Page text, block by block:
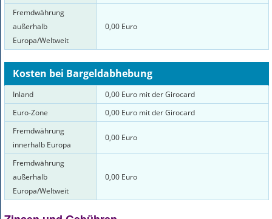
Fremdwährung
außerhalb
Europa/Weltweit
0,00 Euro
Kosten bei Bargeldabhebung
Inland
0,00 Euro mit der Girocard
Euro-Zone
0,00 Euro mit der Girocard
Fremdwährung
innerhalb Europa
0,00 Euro
Fremdwährung
außerhalb
Europa/Weltweit
0,00 Euro